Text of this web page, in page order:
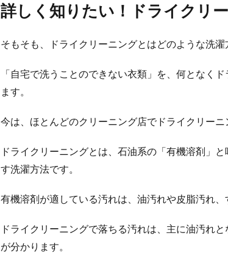
詳しく知りたい！ドライクリ
そもそも、ドライクリーニングとはどのような洗濯
「自宅で洗うことのできない衣類」を、何となく
ます。
今は、ほとんどのクリーニング店でドライクリーニ
ドライクリーニングとは、石油系の「有機溶剤」
す洗濯方法です。
有機溶剤が適している汚れは、油汚れや皮脂汚れ、
ドライクリーニングで落ちる汚れは、主に油汚れ
が分かります。